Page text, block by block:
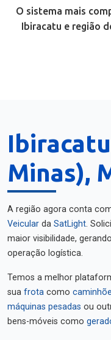
O sistema mais
Ibiracatu e região
Minas),
A região agora conta
Veicular da SatLight.
maior visibilidade, gerando
operação logística.
Temos a melhor
sua frota como
máquinas pesadas ou
bens-móveis como